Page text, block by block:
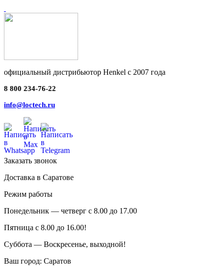
официальный дистрибьютор Henkel с 2007 года
8 800 234-76-22
info@loctech.ru
Заказать звонок
Доставка в Саратове
Режим работы
Понедельник — четверг с 8.00 до 17.00
Пятница с 8.00 до 16.00!
Суббота — Воскресенье, выходной!
Ваш город: Саратов